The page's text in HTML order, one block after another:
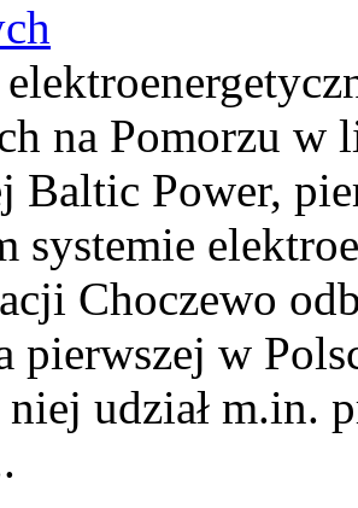
na Pomorzu w
Baltic Power,
systemie
Choczewo
pierwszej w
udział m.in.